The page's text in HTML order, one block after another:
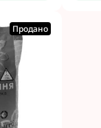
Продано